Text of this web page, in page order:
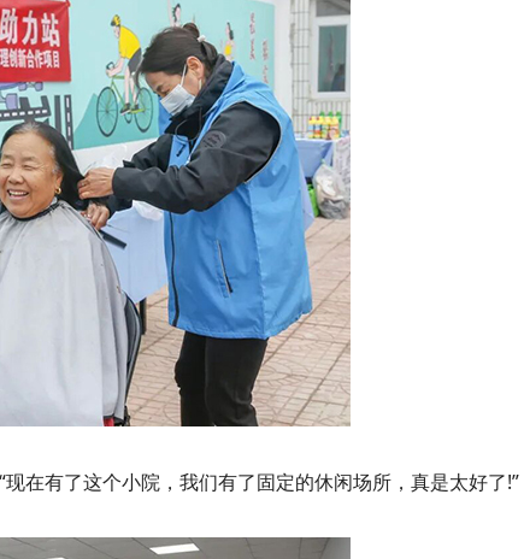
在有了这个小院，我们有了固定的休闲场所，真是太好了!”